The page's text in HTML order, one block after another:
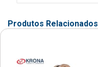
Produtos Relacionados